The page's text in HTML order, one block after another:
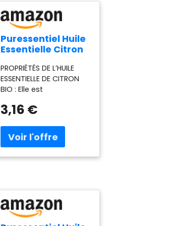
Puressentiel Huile
Essentielle Citron
PROPRIÉTÉS DE L’HUILE
ESSENTIELLE DE CITRON
BIO : Elle est
utilisée pour assainir et
aussi pour stimuler les
défénses immunitaires.
neutre Puressentiel (ou 1
cuillère à café de miel,
3,16 €